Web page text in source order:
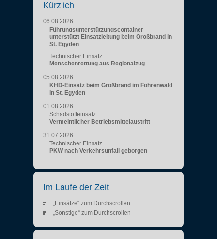
Kürzlich
06.08.2026
Führungsunterstützungscontainer
unterstützt Einsatzleitung beim Großbrand in
St. Egyden
Technischer Einsatz
Menschenrettung aus Regionalzug
05.08.2026
KHD-Einsatz beim Großbrand im Föhrenwald
in St. Egyden
01.08.2026
Schadstoffeinsatz
Vermeintlicher Betriebsmittelaustritt
31.07.2026
Technischer Einsatz
PKW nach Verkehrsunfall geborgen
Im Laufe der Zeit
„Einsätze“ zum Durchscrollen
„Sonstige“ zum Durchscrollen